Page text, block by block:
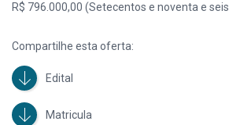
R$ 796.000,00 (Setecentos e noventa e seis
Compartilhe esta oferta:
Edital
Matricula